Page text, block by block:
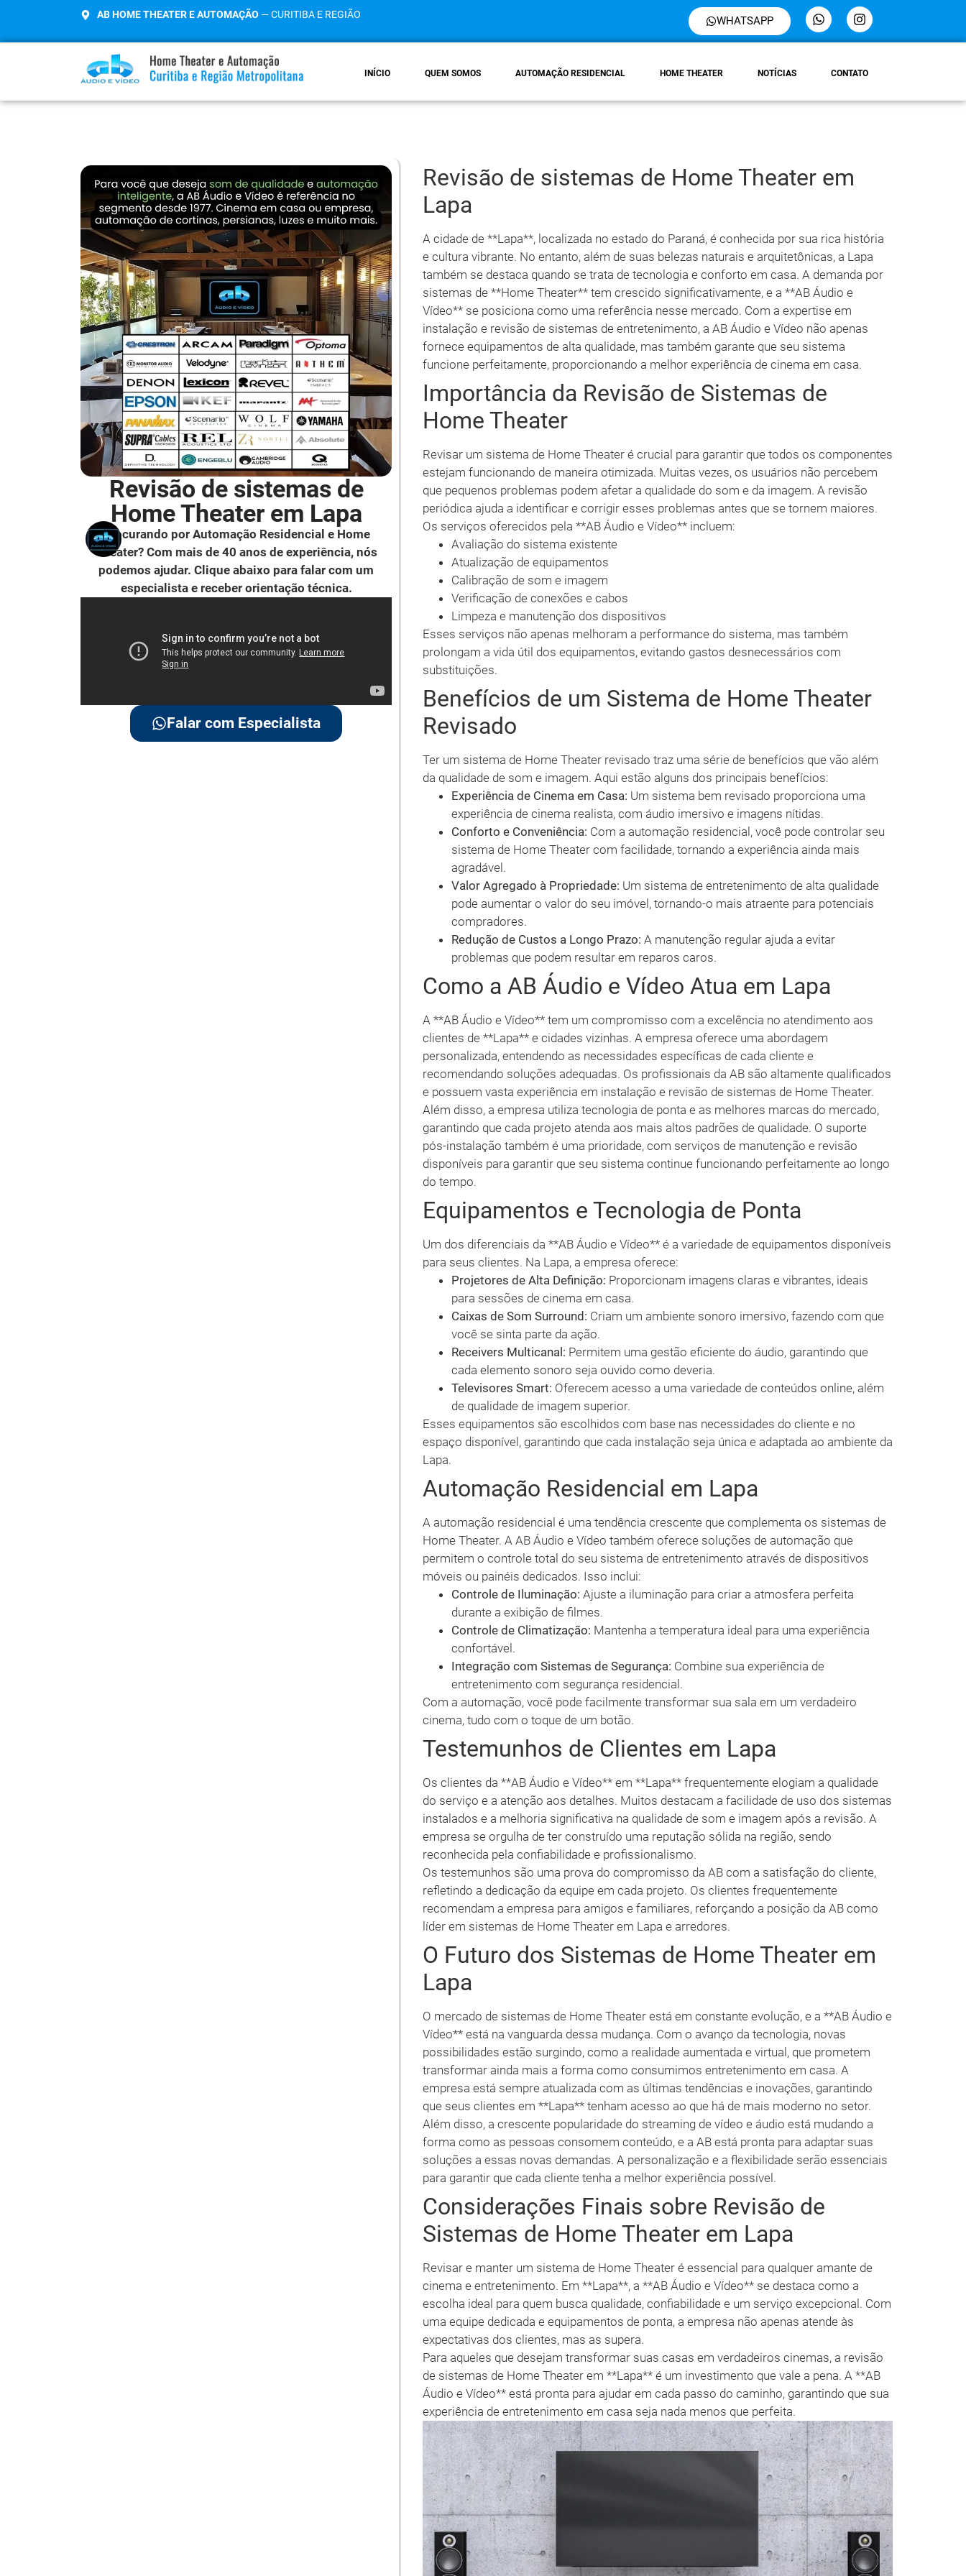
AB HOME THEATER E AUTOMAÇÃO — CURITIBA E REGIÃO WHATSAPP
INÍCIO QUEM SOMOS AUTOMAÇÃO RESIDENCIAL HOME THEATER NOTÍCIAS CONTATO
Revisão de sistemas de
Home Theater em Lapa
Procurando por Automação Residencial e Home
Theater? Com mais de 40 anos de experiência, nós
podemos ajudar. Clique abaixo para falar com um
especialista e receber orientação técnica.
Falar com Especialista
Revisão de sistemas de Home Theater em
Lapa
A cidade de **Lapa**, localizada no estado do Paraná, é conhecida por sua rica história
e cultura vibrante. No entanto, além de suas belezas naturais e arquitetônicas, a Lapa
também se destaca quando se trata de tecnologia e conforto em casa. A demanda por
sistemas de **Home Theater** tem crescido significativamente, e a **AB Áudio e
Vídeo** se posiciona como uma referência nesse mercado. Com a expertise em
instalação e revisão de sistemas de entretenimento, a AB Áudio e Vídeo não apenas
fornece equipamentos de alta qualidade, mas também garante que seu sistema
funcione perfeitamente, proporcionando a melhor experiência de cinema em casa.
Importância da Revisão de Sistemas de
Home Theater
Revisar um sistema de Home Theater é crucial para garantir que todos os componentes
estejam funcionando de maneira otimizada. Muitas vezes, os usuários não percebem
que pequenos problemas podem afetar a qualidade do som e da imagem. A revisão
periódica ajuda a identificar e corrigir esses problemas antes que se tornem maiores.
Os serviços oferecidos pela **AB Áudio e Vídeo** incluem:
Avaliação do sistema existente
Atualização de equipamentos
Calibração de som e imagem
Verificação de conexões e cabos
Limpeza e manutenção dos dispositivos
Esses serviços não apenas melhoram a performance do sistema, mas também
prolongam a vida útil dos equipamentos, evitando gastos desnecessários com
substituições.
Benefícios de um Sistema de Home Theater
Revisado
Ter um sistema de Home Theater revisado traz uma série de benefícios que vão além
da qualidade de som e imagem. Aqui estão alguns dos principais benefícios:
Experiência de Cinema em Casa: Um sistema bem revisado proporciona uma
experiência de cinema realista, com áudio imersivo e imagens nítidas.
Conforto e Conveniência: Com a automação residencial, você pode controlar seu
sistema de Home Theater com facilidade, tornando a experiência ainda mais
agradável.
Valor Agregado à Propriedade: Um sistema de entretenimento de alta qualidade
pode aumentar o valor do seu imóvel, tornando-o mais atraente para potenciais
compradores.
Redução de Custos a Longo Prazo: A manutenção regular ajuda a evitar
problemas que podem resultar em reparos caros.
Como a AB Áudio e Vídeo Atua em Lapa
A **AB Áudio e Vídeo** tem um compromisso com a excelência no atendimento aos
clientes de **Lapa** e cidades vizinhas. A empresa oferece uma abordagem
personalizada, entendendo as necessidades específicas de cada cliente e
recomendando soluções adequadas. Os profissionais da AB são altamente qualificados
e possuem vasta experiência em instalação e revisão de sistemas de Home Theater.
Além disso, a empresa utiliza tecnologia de ponta e as melhores marcas do mercado,
garantindo que cada projeto atenda aos mais altos padrões de qualidade. O suporte
pós-instalação também é uma prioridade, com serviços de manutenção e revisão
disponíveis para garantir que seu sistema continue funcionando perfeitamente ao longo
do tempo.
Equipamentos e Tecnologia de Ponta
Um dos diferenciais da **AB Áudio e Vídeo** é a variedade de equipamentos disponíveis
para seus clientes. Na Lapa, a empresa oferece:
Projetores de Alta Definição: Proporcionam imagens claras e vibrantes, ideais
para sessões de cinema em casa.
Caixas de Som Surround: Criam um ambiente sonoro imersivo, fazendo com que
você se sinta parte da ação.
Receivers Multicanal: Permitem uma gestão eficiente do áudio, garantindo que
cada elemento sonoro seja ouvido como deveria.
Televisores Smart: Oferecem acesso a uma variedade de conteúdos online, além
de qualidade de imagem superior.
Esses equipamentos são escolhidos com base nas necessidades do cliente e no
espaço disponível, garantindo que cada instalação seja única e adaptada ao ambiente da
Lapa.
Automação Residencial em Lapa
A automação residencial é uma tendência crescente que complementa os sistemas de
Home Theater. A AB Áudio e Vídeo também oferece soluções de automação que
permitem o controle total do seu sistema de entretenimento através de dispositivos
móveis ou painéis dedicados. Isso inclui:
Controle de Iluminação: Ajuste a iluminação para criar a atmosfera perfeita
durante a exibição de filmes.
Controle de Climatização: Mantenha a temperatura ideal para uma experiência
confortável.
Integração com Sistemas de Segurança: Combine sua experiência de
entretenimento com segurança residencial.
Com a automação, você pode facilmente transformar sua sala em um verdadeiro
cinema, tudo com o toque de um botão.
Testemunhos de Clientes em Lapa
Os clientes da **AB Áudio e Vídeo** em **Lapa** frequentemente elogiam a qualidade
do serviço e a atenção aos detalhes. Muitos destacam a facilidade de uso dos sistemas
instalados e a melhoria significativa na qualidade de som e imagem após a revisão. A
empresa se orgulha de ter construído uma reputação sólida na região, sendo
reconhecida pela confiabilidade e profissionalismo.
Os testemunhos são uma prova do compromisso da AB com a satisfação do cliente,
refletindo a dedicação da equipe em cada projeto. Os clientes frequentemente
recomendam a empresa para amigos e familiares, reforçando a posição da AB como
líder em sistemas de Home Theater em Lapa e arredores.
O Futuro dos Sistemas de Home Theater em
Lapa
O mercado de sistemas de Home Theater está em constante evolução, e a **AB Áudio e
Vídeo** está na vanguarda dessa mudança. Com o avanço da tecnologia, novas
possibilidades estão surgindo, como a realidade aumentada e virtual, que prometem
transformar ainda mais a forma como consumimos entretenimento em casa. A
empresa está sempre atualizada com as últimas tendências e inovações, garantindo
que seus clientes em **Lapa** tenham acesso ao que há de mais moderno no setor.
Além disso, a crescente popularidade do streaming de vídeo e áudio está mudando a
forma como as pessoas consomem conteúdo, e a AB está pronta para adaptar suas
soluções a essas novas demandas. A personalização e a flexibilidade serão essenciais
para garantir que cada cliente tenha a melhor experiência possível.
Considerações Finais sobre Revisão de
Sistemas de Home Theater em Lapa
Revisar e manter um sistema de Home Theater é essencial para qualquer amante de
cinema e entretenimento. Em **Lapa**, a **AB Áudio e Vídeo** se destaca como a
escolha ideal para quem busca qualidade, confiabilidade e um serviço excepcional. Com
uma equipe dedicada e equipamentos de ponta, a empresa não apenas atende às
expectativas dos clientes, mas as supera.
Para aqueles que desejam transformar suas casas em verdadeiros cinemas, a revisão
de sistemas de Home Theater em **Lapa** é um investimento que vale a pena. A **AB
Áudio e Vídeo** está pronta para ajudar em cada passo do caminho, garantindo que sua
experiência de entretenimento em casa seja nada menos que perfeita.